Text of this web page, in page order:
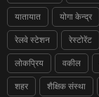
यातायात योगा केन्द्र
रेलवे स्टेशन रेस्टोरेंट
लोकप्रिय वकील
शहर शैक्षिक संस्था